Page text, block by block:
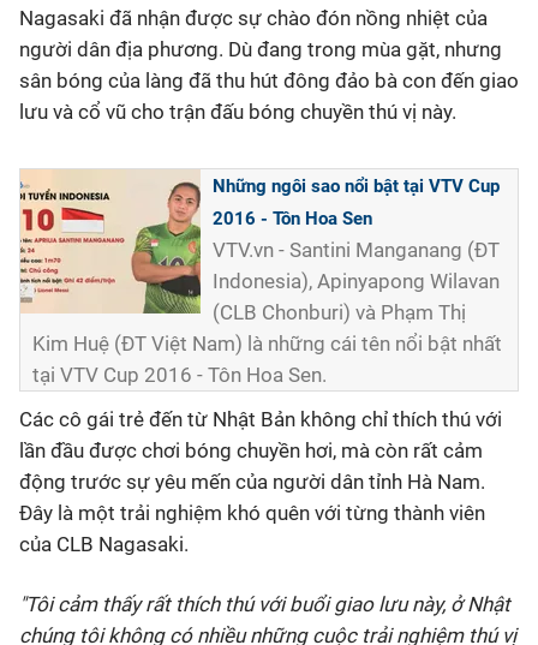
Nagasaki đã nhận được sự chào đón nồng nhiệt của
người dân địa phương. Dù đang trong mùa gặt, nhưng
sân bóng của làng đã thu hút đông đảo bà con đến giao
lưu và cổ vũ cho trận đấu bóng chuyền thú vị này.
Những ngôi sao nổi bật tại VTV Cup
2016 - Tôn Hoa Sen
VTV.vn - Santini Manganang (ĐT
Indonesia), Apinyapong Wilavan
(CLB Chonburi) và Phạm Thị
Kim Huệ (ĐT Việt Nam) là những cái tên nổi bật nhất
tại VTV Cup 2016 - Tôn Hoa Sen.
Các cô gái trẻ đến từ Nhật Bản không chỉ thích thú với
lần đầu được chơi bóng chuyền hơi, mà còn rất cảm
động trước sự yêu mến của người dân tỉnh Hà Nam.
Đây là một trải nghiệm khó quên với từng thành viên
của CLB Nagasaki.
"Tôi cảm thấy rất thích thú với buổi giao lưu này, ở Nhật
chúng tôi không có nhiều những cuộc trải nghiệm thú vị